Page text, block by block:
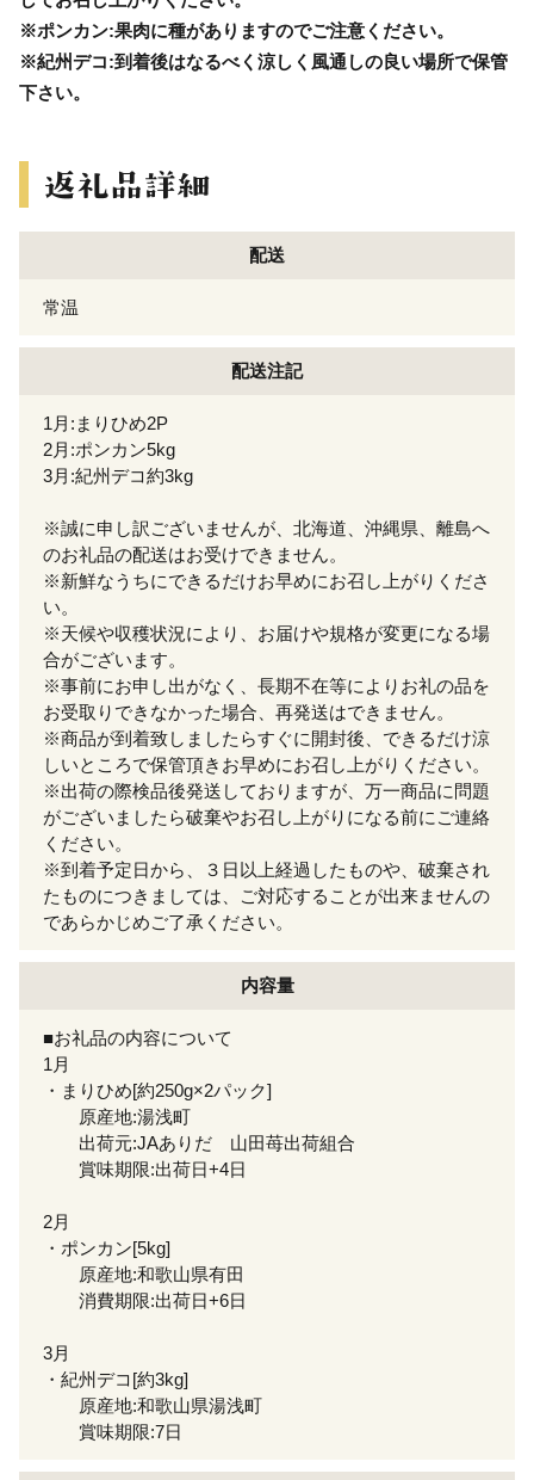
※ポンカン:果肉に種がありますのでご注意ください。
※紀州デコ:到着後はなるべく涼しく風通しの良い場所で保管
下さい。
配送
常温
配送注記
1月:まりひめ2P
2月:ポンカン5kg
3月:紀州デコ約3kg
※誠に申し訳ございませんが、北海道、沖縄県、離島へ
のお礼品の配送はお受けできません。
※新鮮なうちにできるだけお早めにお召し上がりくださ
い。
※天候や収穫状況により、お届けや規格が変更になる場
合がございます。
※事前にお申し出がなく、長期不在等によりお礼の品を
お受取りできなかった場合、再発送はできません。
※商品が到着致しましたらすぐに開封後、できるだけ涼
しいところで保管頂きお早めにお召し上がりください。
※出荷の際検品後発送しておりますが、万一商品に問題
がございましたら破棄やお召し上がりになる前にご連絡
ください。
※到着予定日から、３日以上経過したものや、破棄され
たものにつきましては、ご対応することが出来ませんの
であらかじめご了承ください。
内容量
■お礼品の内容について
1月
・まりひめ[約250g×2パック]
原産地:湯浅町
出荷元:JAありだ 山田苺出荷組合
賞味期限:出荷日+4日
2月
・ポンカン[5kg]
原産地:和歌山県有田
消費期限:出荷日+6日
3月
・紀州デコ[約3kg]
原産地:和歌山県湯浅町
賞味期限:7日